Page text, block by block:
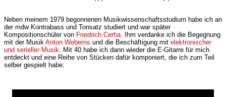
Neben meinem 1979 begonnenen Musikwissenschaftsstudium habe ich an
der mdw Kontrabass und Tonsatz studiert und war später
Kompositionschüler von Friedrich Cerha . Ihm verdanke ich die Begegnung
mit der Musik Anton Weberns und die Beschäftigung mit elektronischer
und serieller Musik . Mit 40 habe ich dann wieder die E-Gitarre für mich
entdeckt und eine Reihe von Stücken dafür komponiert, die ich zum Teil
selber gespielt habe: